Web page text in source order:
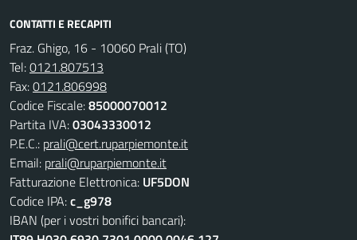
CONTATTI E RECAPITI
Fraz. Ghigo, 16 - 10060 Prali (TO)
Tel:0121.807513
Fax:0121.806998
Codice Fiscale:85000070012
Partita IVA:03043330012
P.E.C.: prali@cert.ruparpiemonte.it
Email: prali@ruparpiemonte.it
Fatturazione Elettronica: UF5DON
Codice IPA:c_g978
IBAN (per i vostri bonifici bancari):